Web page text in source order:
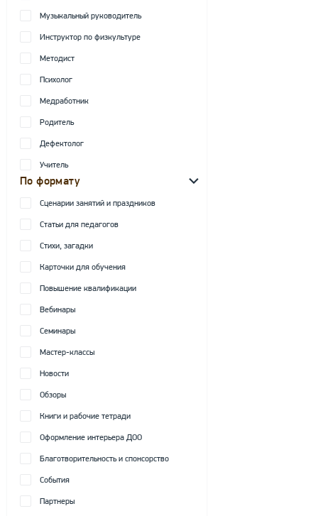
Музыкальный руководитель
Инструктор по физкультуре
Методист
Психолог
Медработник
Родитель
Дефектолог
Учитель
По формату
Сценарии занятий и праздников
Статьи для педагогов
Стихи, загадки
Карточки для обучения
Повышение квалификации
Вебинары
Семинары
Мастер-классы
Новости
Обзоры
Книги и рабочие тетради
Оформление интерьера ДОО
Благотворительность и спонсорство
События
Партнеры